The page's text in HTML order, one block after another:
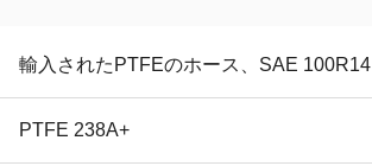
輸入されたPTFEのホース、SAE 100R14
PTFE 238A+